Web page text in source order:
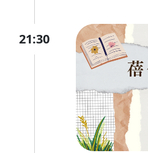
21:30